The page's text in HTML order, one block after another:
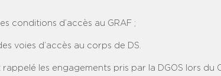
conditions d’accès au GRAF ;
voies d’accès au corps de DS.
rappelé les engagements pris par la DGOS lors du